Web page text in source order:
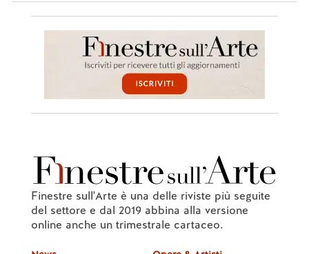
Finestre sull'Arte è una delle riviste più seguite
del settore e dal 2019 abbina alla versione
online anche un trimestrale cartaceo.